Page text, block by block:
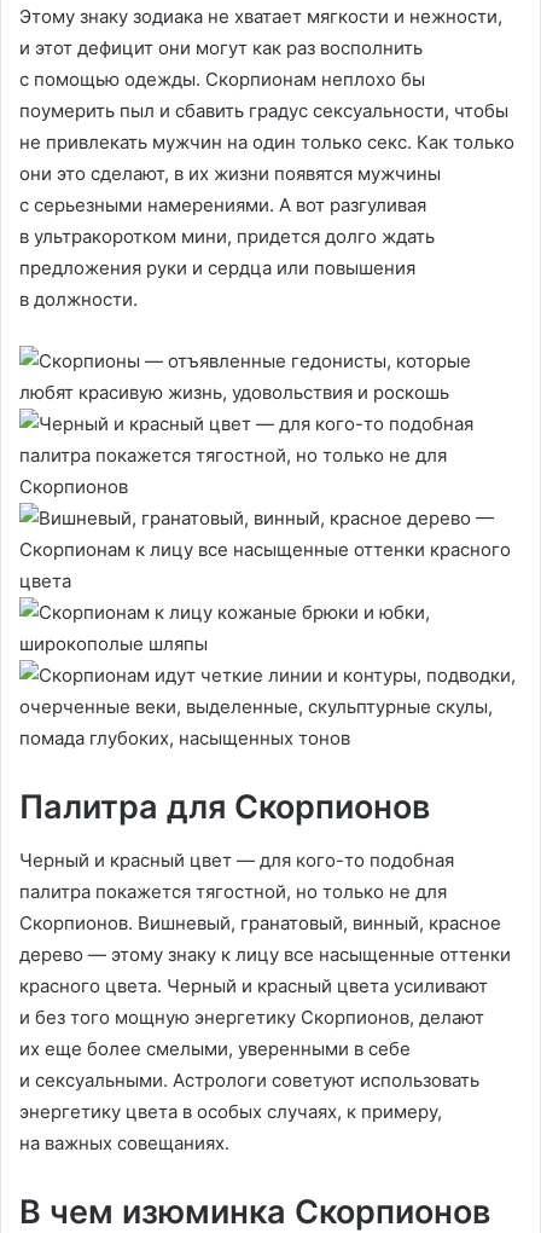
Этому знаку зодиака не хватает мягкости и нежности,
и этот дефицит они могут как раз восполнить
с помощью одежды. Скорпионам неплохо бы
поумерить пыл и сбавить градус сексуальности, чтобы
не привлекать мужчин на один только секс. Как только
они это сделают, в их жизни появятся мужчины
с серьезными намерениями. А вот разгуливая
в ультракоротком мини, придется долго ждать
предложения руки и сердца или повышения
в должности.
Палитра для Скорпионов
Черный и красный цвет — для кого-то подобная
палитра покажется тягостной, но только не для
Скорпионов. Вишневый, гранатовый, винный, красное
дерево — этому знаку к лицу все насыщенные оттенки
красного цвета. Черный и красный цвета усиливают
и без того мощную энергетику Скорпионов, делают
их еще более смелыми, уверенными в себе
и сексуальными. Астрологи советуют использовать
энергетику цвета в особых случаях, к примеру,
на важных совещаниях.
В чем изюминка Скорпионов